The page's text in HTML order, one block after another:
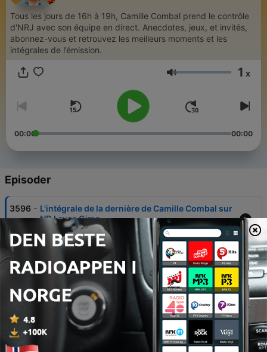
Tous les jours de 16h à 19h, Camille Combal prend le contrôle
d'NRJ avec son équipe en direct. Anecdotes, jeux, et invités,
abonnez-vous et retrouvez les meilleurs moments et les
intégrales de l’émission.
Volum 1 x
00:00 00:00
Episoder
3596 - L'intégrale de la dernière de Camille Combal sur
NRJ avec Gims
26 juni 2026
3595 Le 18-19h : C'est la dernière avec Gims !
26 juni 2026
3594 - Le 17-18h : C'est la dernière
3593 - Le 16-17h : C'est la dernière
26 juni 2026